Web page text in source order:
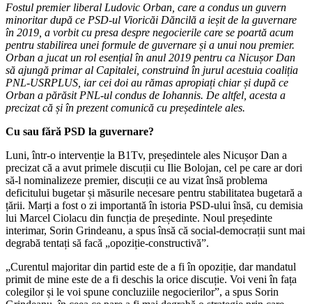
Fostul premier liberal Ludovic Orban, care a condus un guvern
minoritar după ce PSD-ul Vioricăi Dăncilă a ieșit de la guvernare
în 2019, a vorbit cu presa despre negocierile care se poartă acum
pentru stabilirea unei formule de guvernare și a unui nou premier.
Orban a jucat un rol esențial în anul 2019 pentru ca Nicușor Dan
să ajungă primar al Capitalei, construind în jurul acestuia coaliția
PNL-USRPLUS, iar cei doi au rămas apropiați chiar și după ce
Orban a părăsit PNL-ul condus de Iohannis. De altfel, acesta a
precizat că și în prezent comunică cu președintele ales.
Cu sau fără PSD la guvernare?
Luni, într-o intervenție la B1Tv, președintele ales Nicușor Dan a
precizat că a avut primele discuții cu Ilie Bolojan, cel pe care ar dori
să-l nominalizeze premier, discuții ce au vizat însă problema
deficitului bugetar și măsurile necesare pentru stabilitatea bugetară a
țării. Marți a fost o zi importantă în istoria PSD-ului însă, cu demisia
lui Marcel Ciolacu din funcția de președinte. Noul președinte
interimar, Sorin Grindeanu, a spus însă că social-democrații sunt mai
degrabă tentați să facă „opoziție-constructivă”.
„Curentul majoritar din partid este de a fi în opoziție, dar mandatul
primit de mine este de a fi deschis la orice discuție. Voi veni în fața
colegilor și le voi spune concluziile negocierilor”, a spus Sorin